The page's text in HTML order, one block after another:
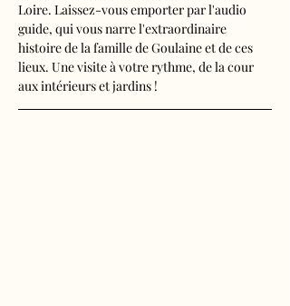
Loire. Laissez-vous emporter par l'audio
guide, qui vous narre l'extraordinaire
histoire de la famille de Goulaine et de ces
lieux. Une visite à votre rythme, de la cour
aux intérieurs et jardins !